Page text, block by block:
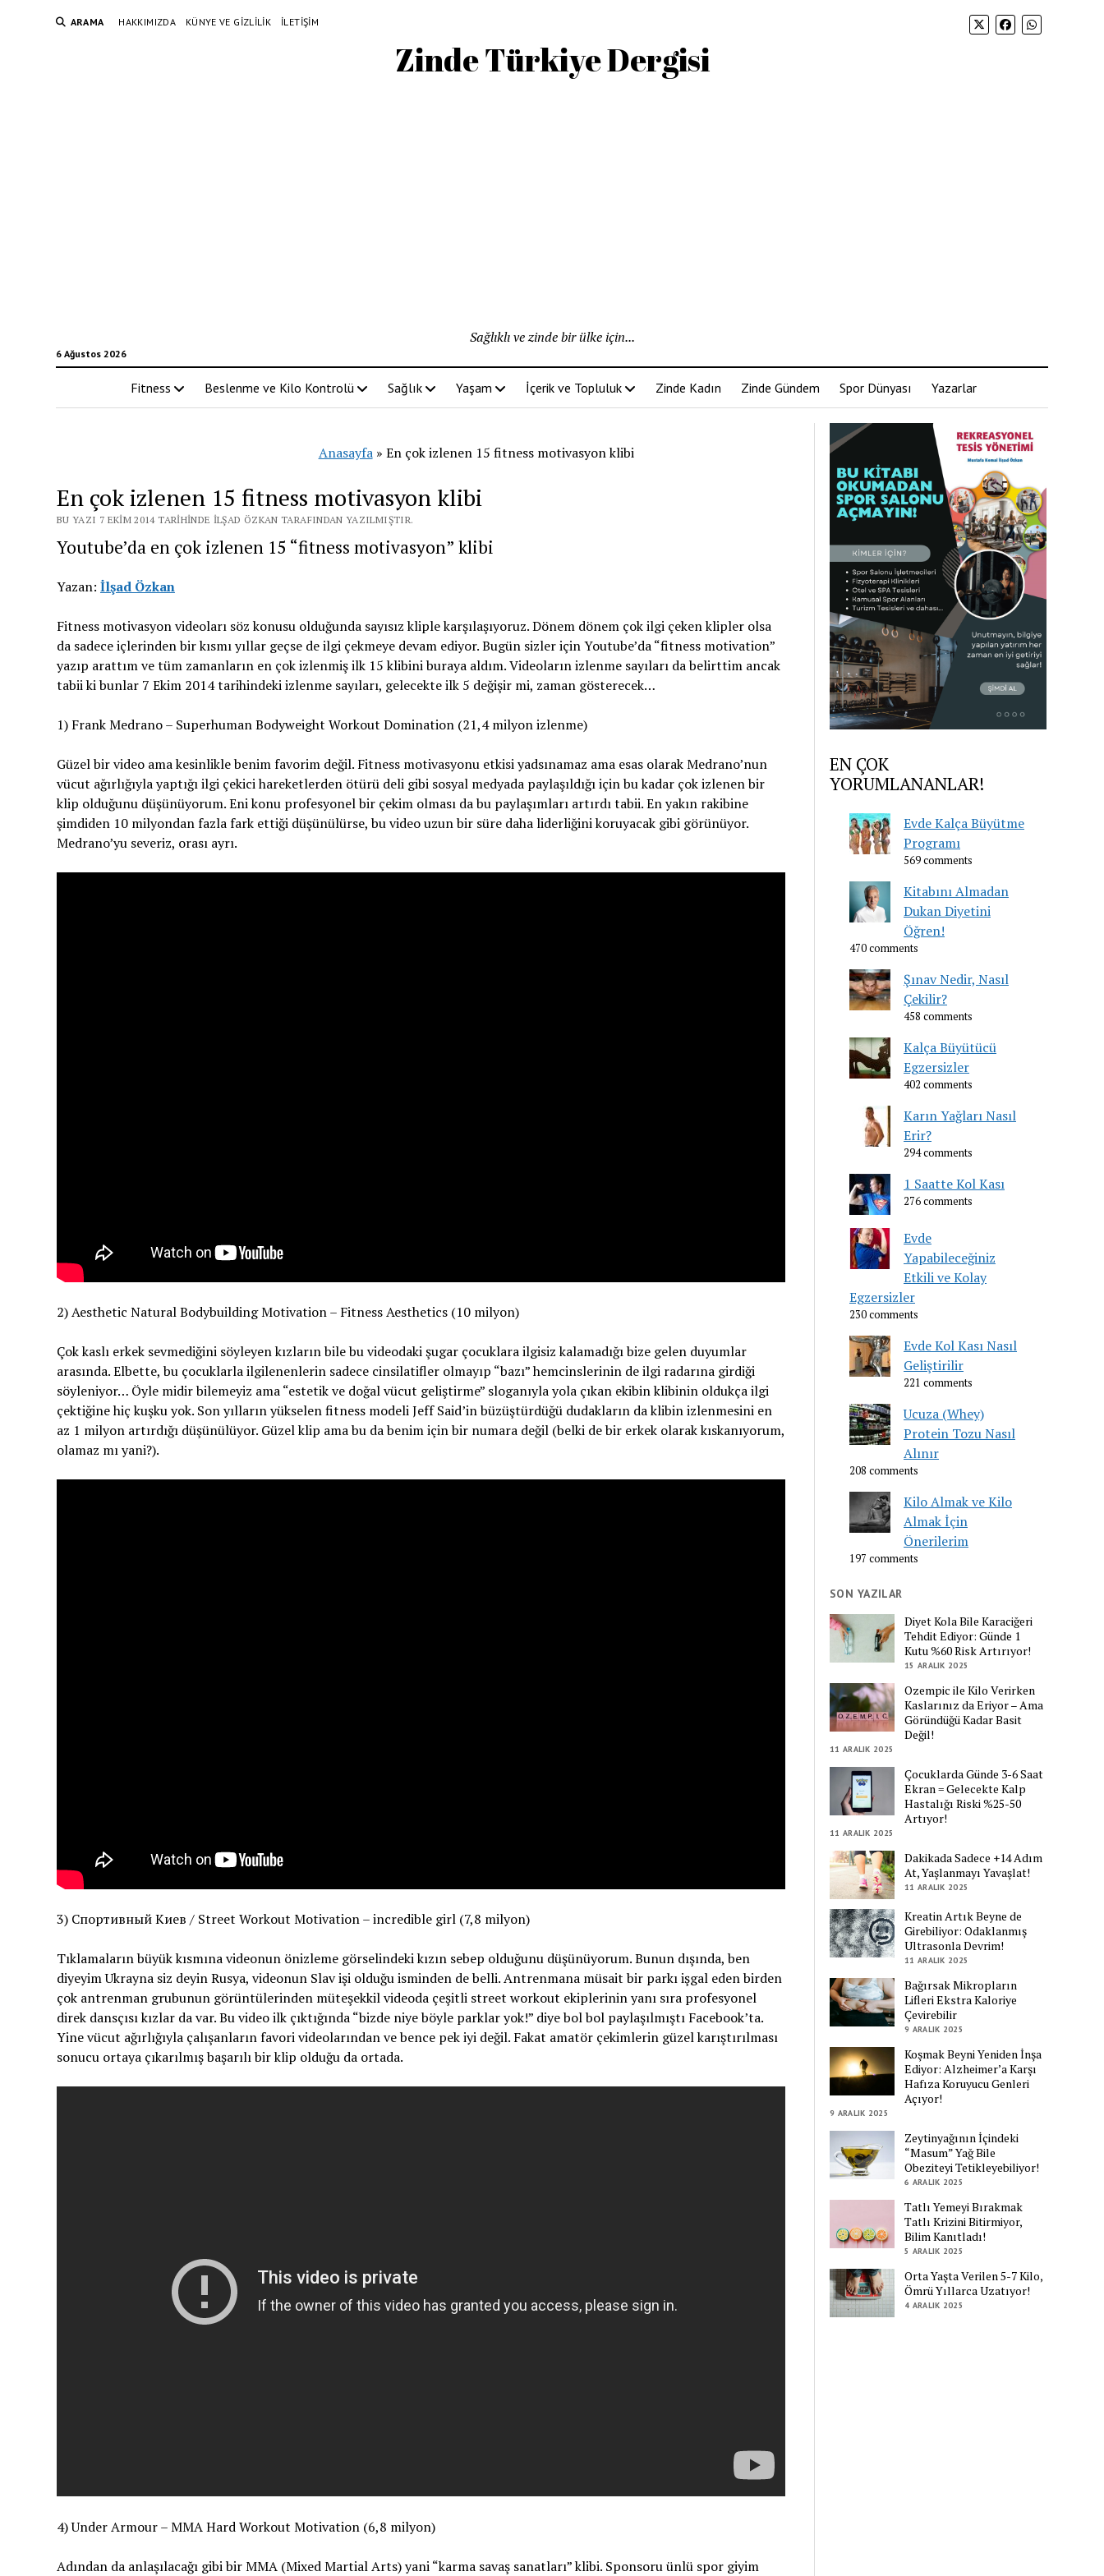
ARAMA HAKKIMIZDA KÜNYE VE GIZLILIK İLETIŞIM
Zinde Türkiye Dergisi
6 Ağustos 2026
Sağlıklı ve zinde bir ülke için...
Fitness Beslenme ve Kilo Kontrolü Sağlık Yaşam İçerik ve Topluluk Zinde Kadın Zinde Gündem Spor Dünyası Yazarlar
Anasayfa» En çok izlenen 15 fitness motivasyon klibi
En çok izlenen 15 fitness motivasyon klibi
BU YAZI 7 EKIM 2014 TARIHINDE İLŞAD ÖZKAN TARAFINDAN YAZILMIŞTIR.
Youtube’da en çok izlenen 15 “fitness motivasyon” klibi
Yazan: İlşad Özkan
Fitness motivasyon videoları söz konusu olduğunda sayısız kliple karşılaşıyoruz. Dönem dönem çok ilgi çeken klipler olsa
da sadece içlerinden bir kısmı yıllar geçse de ilgi çekmeye devam ediyor. Bugün sizler için Youtube’da “fitness motivation”
yazıp arattım ve tüm zamanların en çok izlenmiş ilk 15 klibini buraya aldım. Videoların izlenme sayıları da belirttim ancak
tabii ki bunlar 7 Ekim 2014 tarihindeki izlenme sayıları, gelecekte ilk 5 değişir mi, zaman gösterecek…
1) Frank Medrano – Superhuman Bodyweight Workout Domination (21,4 milyon izlenme)
Güzel bir video ama kesinlikle benim favorim değil. Fitness motivasyonu etkisi yadsınamaz ama esas olarak Medrano’nun
vücut ağırlığıyla yaptığı ilgi çekici hareketlerden ötürü deli gibi sosyal medyada paylaşıldığı için bu kadar çok izlenen bir
klip olduğunu düşünüyorum. Eni konu profesyonel bir çekim olması da bu paylaşımları artırdı tabii. En yakın rakibine
şimdiden 10 milyondan fazla fark ettiği düşünülürse, bu video uzun bir süre daha liderliğini koruyacak gibi görünüyor.
Medrano’yu severiz, orası ayrı.
2) Aesthetic Natural Bodybuilding Motivation – Fitness Aesthetics (10 milyon)
Çok kaslı erkek sevmediğini söyleyen kızların bile bu videodaki şugar çocuklara ilgisiz kalamadığı bize gelen duyumlar
arasında. Elbette, bu çocuklarla ilgilenenlerin sadece cinsilatifler olmayıp “bazı” hemcinslerinin de ilgi radarına girdiği
söyleniyor… Öyle midir bilemeyiz ama “estetik ve doğal vücut geliştirme” sloganıyla yola çıkan ekibin klibinin oldukça ilgi
çektiğine hiç kuşku yok. Son yılların yükselen fitness modeli Jeff Said’in büzüştürdüğü dudakların da klibin izlenmesini en
az 1 milyon artırdığı düşünülüyor. Güzel klip ama bu da benim için bir numara değil (belki de bir erkek olarak kıskanıyorum,
olamaz mı yani?).
3) Спортивный Киев / Street Workout Motivation – incredible girl (7,8 milyon)
Tıklamaların büyük kısmına videonun önizleme görselindeki kızın sebep olduğunu düşünüyorum. Bunun dışında, ben
diyeyim Ukrayna siz deyin Rusya, videonun Slav işi olduğu isminden de belli. Antrenmana müsait bir parkı işgal eden birden
çok antrenman grubunun görüntülerinden müteşekkil videoda çeşitli street workout ekiplerinin yanı sıra profesyonel
direk dansçısı kızlar da var. Bu video ilk çıktığında “bizde niye böyle parklar yok!” diye bol bol paylaşılmıştı Facebook’ta.
Yine vücut ağırlığıyla çalışanların favori videolarından ve bence pek iyi değil. Fakat amatör çekimlerin güzel karıştırılması
sonucu ortaya çıkarılmış başarılı bir klip olduğu da ortada.
4) Under Armour – MMA Hard Workout Motivation (6,8 milyon)
Adından da anlaşılacağı gibi bir MMA (Mixed Martial Arts) yani “karma savaş sanatları” klibi. Sponsoru ünlü spor giyim
EN ÇOK
YORUMLANANLAR!
Evde Kalça Büyütme
Programı
569 comments
Kitabını Almadan
Dukan Diyetini
Öğren!
470 comments
Şınav Nedir, Nasıl
Çekilir?
458 comments
Kalça Büyütücü
Egzersizler
402 comments
Karın Yağları Nasıl
Erir?
294 comments
1 Saatte Kol Kası
276 comments
Evde
Yapabileceğiniz
Etkili ve Kolay
Egzersizler
230 comments
Evde Kol Kası Nasıl
Geliştirilir
221 comments
Ucuza (Whey)
Protein Tozu Nasıl
Alınır
208 comments
Kilo Almak ve Kilo
Almak İçin
Önerilerim
197 comments
SON YAZILAR
Diyet Kola Bile Karaciğeri
Tehdit Ediyor: Günde 1
Kutu %60 Risk Artırıyor!
15 ARALIK 2025
Ozempic ile Kilo Verirken
Kaslarınız da Eriyor – Ama
Göründüğü Kadar Basit
Değil!
11 ARALIK 2025
Çocuklarda Günde 3-6 Saat
Ekran = Gelecekte Kalp
Hastalığı Riski %25-50
Artıyor!
11 ARALIK 2025
Dakikada Sadece +14 Adım
At, Yaşlanmayı Yavaşlat!
11 ARALIK 2025
Kreatin Artık Beyne de
Girebiliyor: Odaklanmış
Ultrasonla Devrim!
11 ARALIK 2025
Bağırsak Mikropların
Lifleri Ekstra Kaloriye
Çevirebilir
9 ARALIK 2025
Koşmak Beyni Yeniden İnşa
Ediyor: Alzheimer’a Karşı
Hafıza Koruyucu Genleri
Açıyor!
9 ARALIK 2025
Zeytinyağının İçindeki
“Masum” Yağ Bile
Obeziteyi Tetikleyebiliyor!
6 ARALIK 2025
Tatlı Yemeyi Bırakmak
Tatlı Krizini Bitirmiyor,
Bilim Kanıtladı!
5 ARALIK 2025
Orta Yaşta Verilen 5-7 Kilo,
Ömrü Yıllarca Uzatıyor!
4 ARALIK 2025